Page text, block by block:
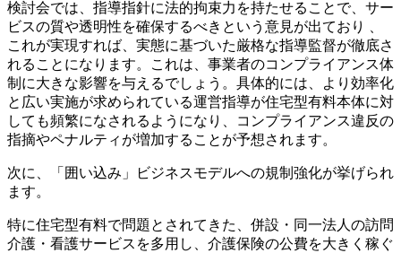
検討会では、指導指針に法的拘束力を持たせることで、サー
ビスの質や透明性を確保するべきという意見が出ており 、
これが実現すれば、実態に基づいた厳格な指導監督が徹底さ
れることになります。これは、事業者のコンプライアンス体
制に大きな影響を与えるでしょう。具体的には、より効率化
と広い実施が求められている運営指導が住宅型有料本体に対
しても頻繁になされるようになり、コンプライアンス違反の
指摘やペナルティが増加することが予想されます。
次に、「囲い込み」ビジネスモデルへの規制強化が挙げられ
ます。
特に住宅型有料で問題とされてきた、併設・同一法人の訪問
介護・看護サービスを多用し、介護保険の公費を大きく稼ぐ